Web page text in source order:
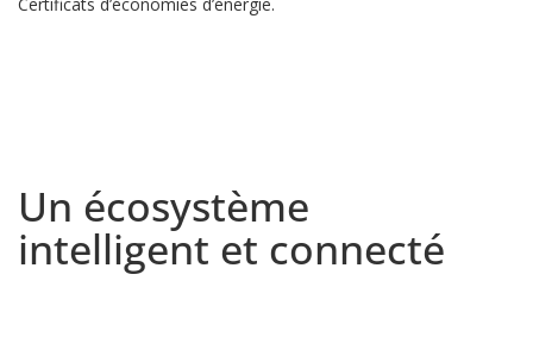
Un écosystème
intelligent et connecté